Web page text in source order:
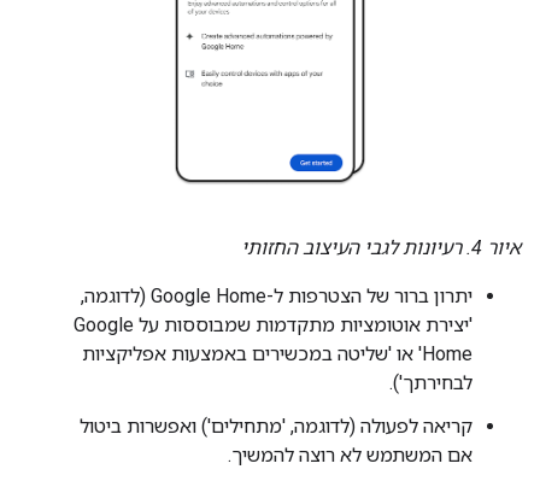
איור 4. רעיונות לגבי העיצוב החזותי
יתרון ברור של הצטרפות ל-Google Home (לדוגמה,
'יצירת אוטומציות מתקדמות שמבוססות על Google
Home' או 'שליטה במכשירים באמצעות אפליקציות
לבחירתך').
קריאה לפעולה (לדוגמה, 'מתחילים') ואפשרות ביטול
אם המשתמש לא רוצה להמשיך.